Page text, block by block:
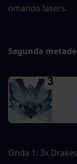
omando lasers.
Segunda
Onda 1: 3x